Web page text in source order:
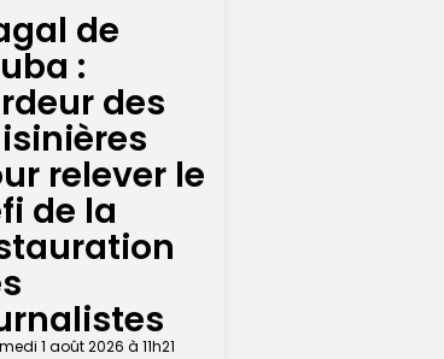
de
:
des
relever le
de la
1 août 2026 à 11h21